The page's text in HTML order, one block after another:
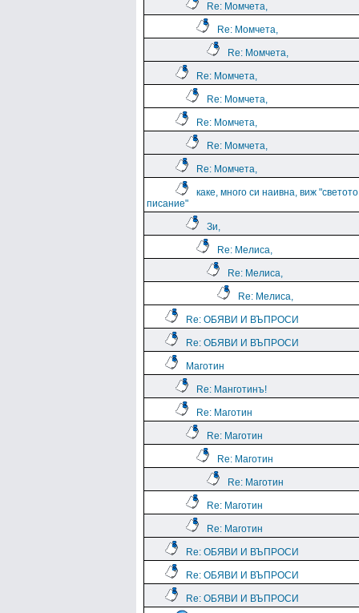
Re: Момчета,
Re: Момчета,
Re: Момчета,
Re: Момчета,
Re: Момчета,
Re: Момчета,
Re: Момчета,
Re: Момчета,
каке, много си наивна, виж "светото
писание"
Зи,
Re: Мелиса,
Re: Мелиса,
Re: Мелиса,
Re: ОБЯВИ И ВЪПРОСИ
Re: ОБЯВИ И ВЪПРОСИ
Маготин
Re: Манготинъ!
Re: Маготин
Re: Маготин
Re: Маготин
Re: Маготин
Re: Маготин
Re: Маготин
Re: ОБЯВИ И ВЪПРОСИ
Re: ОБЯВИ И ВЪПРОСИ
Re: ОБЯВИ И ВЪПРОСИ